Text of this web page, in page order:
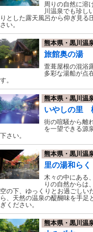
周りの自然に溶
川温泉でも珍し
りとした露天風呂から仰ぎ見る
さい。
熊本県・黒川温
旅館奥の湯
萱葺屋根の混浴
多彩な湯船が点
す。
熊本県・黒川温
いやしの里
街の喧騒から離
を一望できる源
下さい。
熊本県・黒川温
里の湯和らく
木々の中にある
りの自然からは
空の下、ゆっくりとお過ごしい
ら、天然の温泉の醍醐味を手足
ぎください。
熊本県・黒川温